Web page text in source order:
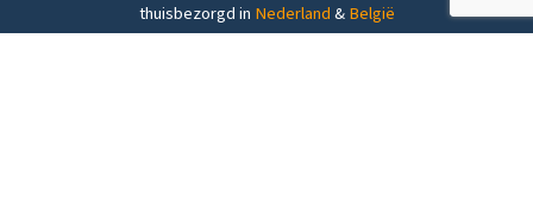
thuisbezorgd in Nederland&België